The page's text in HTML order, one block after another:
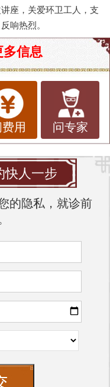
座，关爱环卫工人，支
响热烈。
多信息
用 问专家
快人一步
的隐私，就诊前